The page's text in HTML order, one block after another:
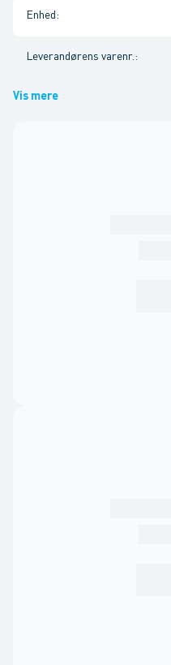
Enhed :
Leverandørens varenr. :
Vis mere